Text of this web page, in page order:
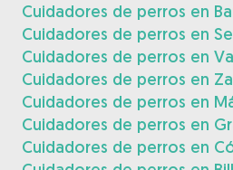
Cuidadores de perros en
Cuidadores de perros en
Cuidadores de perros en
Cuidadores de perros en
Cuidadores de perros en
Cuidadores de perros en
Cuidadores de perros en